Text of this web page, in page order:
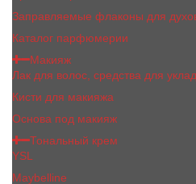
Заправляемые флаконы для
Каталог парфюмерии
Макияж
Лак для волос, средства для
Кисти для макияжа
Основа под макияж
Тональный крем
YSL
Maybelline